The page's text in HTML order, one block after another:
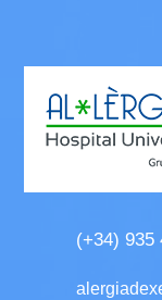
(+34) 935